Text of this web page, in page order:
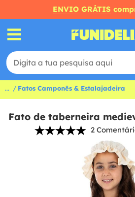
ENVIO GRÁTIS
... Fatos Camponês & Estalajadeira
Fato de taberneira
2